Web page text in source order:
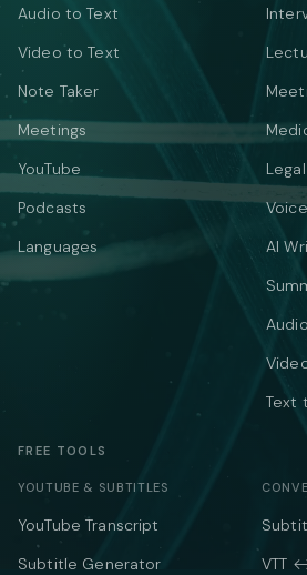
Audio to Text
Video to Text
Note Taker
Meetings
YouTube
Podcasts
Languages
Legal
AI
Text
FREE TOOLS
YOUTUBE & SUBTITLES
YouTube Transcript
Subtitle Generator
VTT